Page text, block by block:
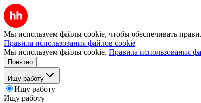
Мы используем файлы cookie, чтобы обеспечивать
Правила использования файлов cookie
Мы используем файлы cookie. Правила использования
Понятно
Ищу работу
Ищу работу
Ищу работу